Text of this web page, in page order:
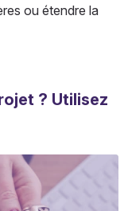
ou étendre la
? Utilisez